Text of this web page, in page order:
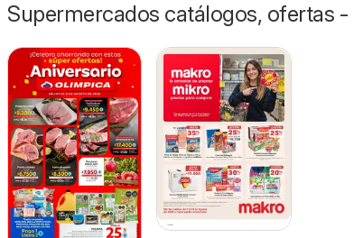
Supermercados catálogos, ofertas -